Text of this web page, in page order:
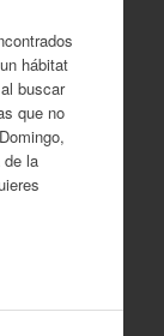
hábitat
buscar
que no
de la